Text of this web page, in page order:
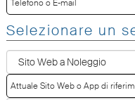
Selezionare un